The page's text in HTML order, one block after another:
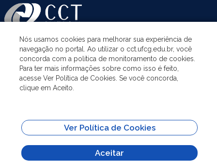
ASSUNTOS
ACESSO À INFORMAÇÃO
SITES IMPORTANTES
Nós usamos cookies para melhorar sua experiência de
navegação no portal. Ao utilizar o cct.ufcg.edu.br, você
concorda com a política de monitoramento de cookies.
Para ter mais informações sobre como isso é feito,
acesse Ver Política de Cookies. Se você concorda,
clique em Aceito.
Ver Política de Cookies
Aceitar